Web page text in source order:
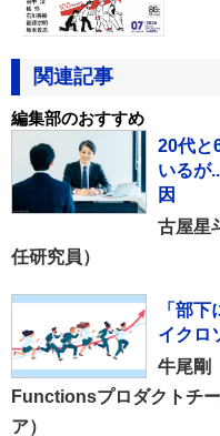
関連記事
編集部のおすすめ
20代と
いるが
因
古屋星
任研究員）
「部
イクロ
牛尾剛
Functionsプロダクトチ
ア）